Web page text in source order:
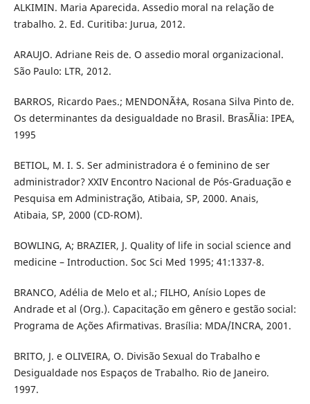
ALKIMIN. Maria Aparecida. Assedio moral na relação de
trabalho. 2. Ed. Curitiba: Jurua, 2012.
ARAUJO. Adriane Reis de. O assedio moral organizacional.
São Paulo: LTR, 2012.
BARROS, Ricardo Paes.; MENDONÃ‡A, Rosana Silva Pinto de.
Os determinantes da desigualdade no Brasil. BrasÃ­lia: IPEA,
1995
BETIOL, M. I. S. Ser administradora é o feminino de ser
administrador? XXIV Encontro Nacional de Pós-Graduação e
Pesquisa em Administração, Atibaia, SP, 2000. Anais,
Atibaia, SP, 2000 (CD-ROM).
BOWLING, A; BRAZIER, J. Quality of life in social science and
medicine – Introduction. Soc Sci Med 1995; 41:1337-8.
BRANCO, Adélia de Melo et al.; FILHO, Anísio Lopes de
Andrade et al (Org.). Capacitação em gênero e gestão social:
Programa de Ações Afirmativas. Brasília: MDA/INCRA, 2001.
BRITO, J. e OLIVEIRA, O. Divisão Sexual do Trabalho e
Desigualdade nos Espaços de Trabalho. Rio de Janeiro.
1997.